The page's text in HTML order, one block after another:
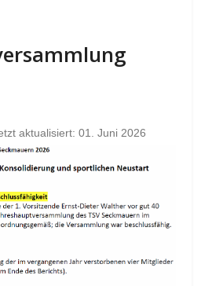
aktualisiert: 01. Juni 2026